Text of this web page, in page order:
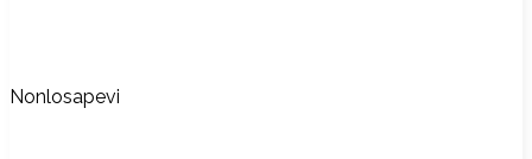
Nonlosapevi